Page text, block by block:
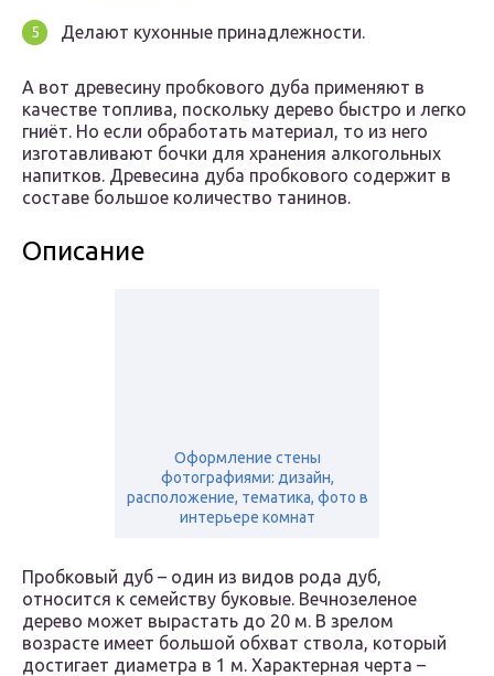
Делают кухонные принадлежности.
А вот древесину пробкового дуба применяют в
качестве топлива, поскольку дерево быстро и легко
гниёт. Но если обработать материал, то из него
изготавливают бочки для хранения алкогольных
напитков. Древесина дуба пробкового содержит в
составе большое количество танинов.
Описание
Оформление стены
фотографиями: дизайн,
расположение, тематика, фото в
интерьере комнат
Пробковый дуб – один из видов рода дуб,
относится к семейству буковые. Вечнозеленое
дерево может вырастать до 20 м. В зрелом
возрасте имеет большой обхват ствола, который
достигает диаметра в 1 м. Характерная черта –